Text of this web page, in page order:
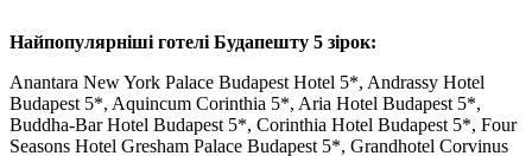
Найпопулярніші готелі Будапешту 5 зірок:
Anantara New York Palace Budapest Hotel 5*, Andrassy Hotel
Budapest 5*, Aquincum Corinthia 5*, Aria Hotel Budapest 5*,
Buddha-Bar Hotel Budapest 5*, Corinthia Hotel Budapest 5*, Four
Seasons Hotel Gresham Palace Budapest 5*, Grandhotel Corvinus